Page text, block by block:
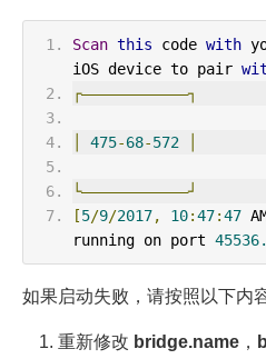
Scan this code with
iOS device to pair
┌————————————┐
475-68-572
└————————————┘
[5/9/2017, 10:47:47
running on port 45536.
如果启动失败，请按照以下内
重新修改 bridge.name ，